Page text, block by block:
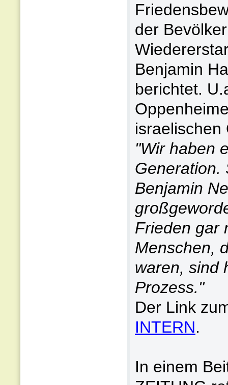
der
Benjamin
berichtet.
israelischen
"Wir haben
Generation.
Benjamin
Frieden gar
Menschen,
waren, sind
Prozess."
Der Link
INTERN.
In einem